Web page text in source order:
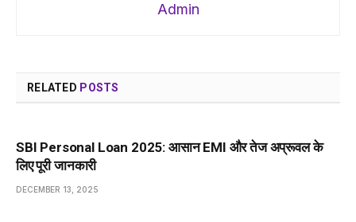
Admin
RELATED POSTS
SBI Personal Loan 2025: आसान EMI और तेज अप्रूवल के
लिए पूरी जानकारी
DECEMBER 13, 2025